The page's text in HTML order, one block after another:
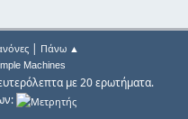
| Πάνω ▲
Machines
με 20 ερωτήματα.